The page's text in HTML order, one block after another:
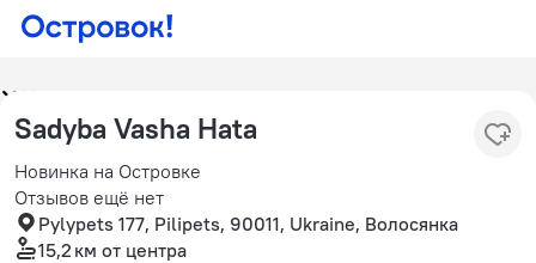
Sadyba Vasha Hata
Новинка на Островке
Отзывов ещё нет
Pylypets 177, Pilipets, 90011, Ukraine, Волосянка
15,2 км от центра